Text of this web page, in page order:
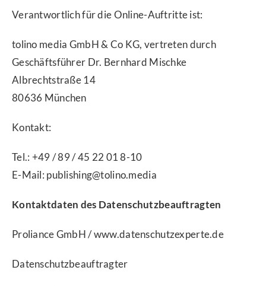
Verantwortlich für die Online-Auftritte ist:
tolino media GmbH & Co KG, vertreten durch
Geschäftsführer Dr. Bernhard Mischke
Albrechtstraße 14
80636 München
Kontakt:
Tel.: +49 / 89 / 45 22 01 8-10
E-Mail: publishing@tolino.media
Kontaktdaten des Datenschutzbeauftragten
Proliance GmbH / www.datenschutzexperte.de
Datenschutzbeauftragter